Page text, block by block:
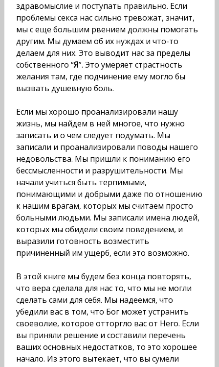
здравомыслие и поступать правильно. Если
проблемы секса нас сильно тревожат, значит,
мы с еще большим рвением должны помогать
другим. Мы думаем об их нуждах и что-то
делаем для них. Это выводит нас за пределы
собственного “Я”. Это умеряет страстность
желания там, где подчинение ему могло бы
вызвать душевную боль.
Если мы хорошо проанализировали нашу
жизнь, мы най­дем в ней многое, что нужно
записать и о чем следует поду­мать. Мы
записали и проанализировали поводы нашего
недо­вольства. Мы пришли к пониманию его
бессмысленности и разрушительности. Мы
начали учиться быть терпимыми,
понимающими и добрыми даже по отношению
к нашим врагам, которых мы считаем просто
больными людьми. Мы записали имена людей,
которых мы обидели своим поведе­нием, и
выразили готовность возместить
причиненный им ущерб, если это возможно.
В этой книге мы будем без конца повторять,
что вера сде­лала для нас то, что мы не могли
сделать сами для себя. Мы надеемся, что
убедили вас в том, что Бог может устранить
своеволие, которое отторгло вас от Него. Если
вы приняли решение и составили перечень
ваших основных недостат­ков, то это хорошее
начало. Из этого вытекает, что вы сумели